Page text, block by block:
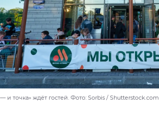
и точка» ждёт гостей. Фото: Sorbis / Shutterstock.com